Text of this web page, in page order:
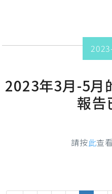
2023年3月-5月
報告
請按此查